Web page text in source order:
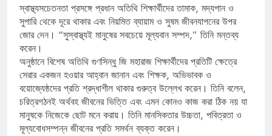
স্বাস্থ্যসচেতনতা প্রসঙ্গে প্রধান অতিথি শিক্ষার্থীদের তামাক, মদ্যপান ও
সুপারি থেকে দূরে থাকার এবং নিয়মিত ব্যায়াম ও সুষম জীবনযাপনের উপর
জোর দেন। “সুস্বাস্থ্যই মানুষের সবচেয়ে মূল্যবান সম্পদ,” তিনি মন্তব্য
করেন।
অনুষ্ঠানে বিশেষ অতিথি গুণসিন্ধু জি মহারাজ শিক্ষার্থীদের প্রতিটি ক্ষেত্রে
সেরার একজন হওয়ার আহ্বান জানান এবং শিক্ষক, অভিভাবক ও
বয়োজ্যেষ্ঠদের প্রতি শ্রদ্ধাশীল থাকার গুরুত্ব উল্লেখ করেন। তিনি বলেন,
চরিত্রগঠনই অর্থবহ জীবনের ভিত্তি এবং এমন কোনও কাজ করা ঠিক নয় যা
মানুষকে নিজেকে ছোট মনে করায়। তিনি মানসিকতার উচ্চতা, পবিত্রতা ও
মূল্যবোধসম্পন্ন জীবনের প্রতি সমর্থন ব্যক্ত করেন।